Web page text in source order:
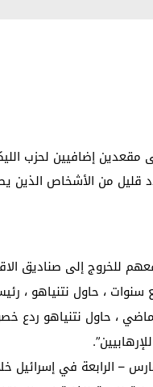
مقعدين إضافيين لحزب
قليل من الأشخاص
، حاول نتنياهو ،
، حاول نتنياهو ردع
ذلك ، في الفترة التي تسبق الانتخابات